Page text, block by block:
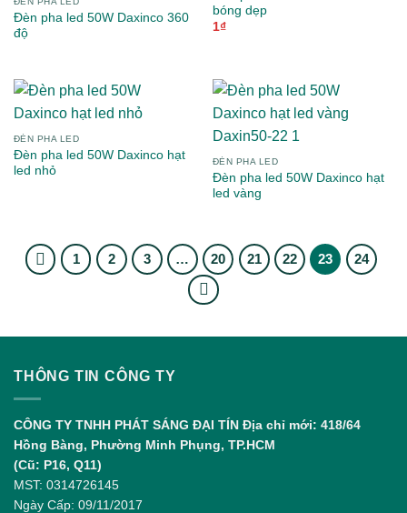
Đèn pha led 50W Daxinco 360
độ
bóng dẹp
1₫
ĐÈN PHA LED
Đèn pha led 50W Daxinco hạt
led nhỏ
ĐÈN PHA LED
Đèn pha led 50W Daxinco hạt
led vàng
1 2 3 … 20 21 22 23 24
THÔNG TIN CÔNG TY
CÔNG TY TNHH PHÁT SÁNG ĐẠI TÍN Địa chỉ mới: 418/64
Hồng Bàng, Phường Minh Phụng, TP.HCM
(Cũ: P16, Q11)
MST: 0314726145
Ngày Cấp: 09/11/2017